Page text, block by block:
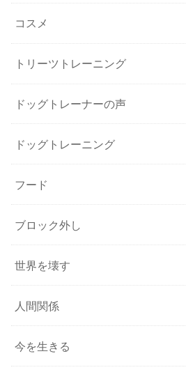
コスメ
トリーツトレーニング
ドッグトレーナーの声
ドッグトレーニング
フード
ブロック外し
世界を壊す
人間関係
今を生きる